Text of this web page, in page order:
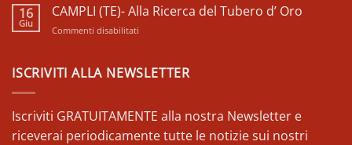
dei
(TE)-
a
Nordic
16
Giu
CAMPLI (TE)- Alla Ricerca del Tubero d’ Oro
Commenti disabilitati
Alla
Tubero
d’
Oro
ISCRIVITI ALLA NEWSLETTER
Iscriviti GRATUITAMENTE alla nostra Newsletter e
riceverai periodicamente tutte le notizie sui nostri